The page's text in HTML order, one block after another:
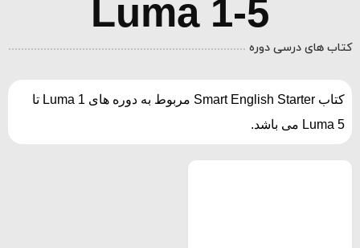
Luma 1-5
کتاب های درسی دوره
کتاب Smart English Starter مربوط به دوره های Luma 1 تا
Luma 5 می باشد.